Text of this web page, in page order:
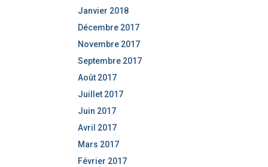
Janvier 2018
Décembre 2017
Novembre 2017
Septembre 2017
Août 2017
Juillet 2017
Juin 2017
Avril 2017
Mars 2017
Février 2017